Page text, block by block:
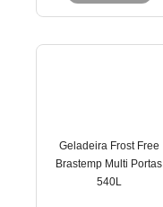
Geladeira Frost Free
Brastemp Multi Portas
540L